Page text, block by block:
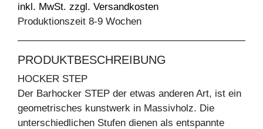
inkl. MwSt. zzgl. Versandkosten
Produktionszeit 8-9 Wochen
PRODUKTBESCHREIBUNG
HOCKER STEP
Der Barhocker STEP der etwas anderen Art, ist ein
geometrisches kunstwerk in Massivholz. Die
unterschiedlichen Stufen dienen als entspannte